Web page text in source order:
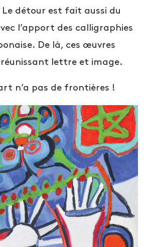
détour est fait aussi du
l’apport des calligraphies
De là, ces œuvres
réunissant lettre et image.
n’a pas de frontières !